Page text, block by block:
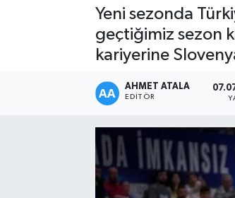
Yeni sezonda
geçtiğimiz sezon
kariyerine
AHMET ATALA
EDITÖR
Haber Arşivi